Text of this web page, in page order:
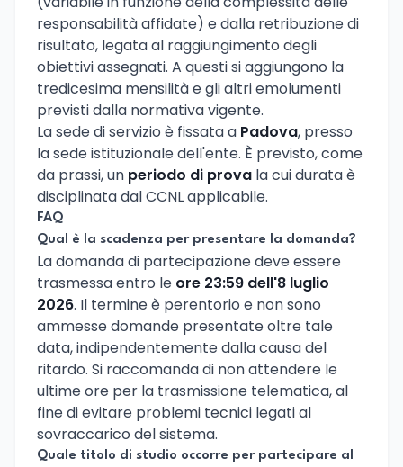
responsabilità affidate) e dalla retribuzione di
risultato, legata al raggiungimento degli
obiettivi assegnati. A questi si aggiungono la
tredicesima mensilità e gli altri emolumenti
previsti dalla normativa vigente.
La sede di servizio è fissata a Padova, presso
la sede istituzionale dell'ente. È previsto, come
da prassi, un periodo di prova la cui durata è
disciplinata dal CCNL applicabile.
FAQ
Qual è la scadenza per presentare la domanda?
La domanda di partecipazione deve essere
trasmessa entro le ore 23:59 dell'8 luglio
2026. Il termine è perentorio e non sono
ammesse domande presentate oltre tale
data, indipendentemente dalla causa del
ritardo. Si raccomanda di non attendere le
ultime ore per la trasmissione telematica, al
fine di evitare problemi tecnici legati al
sovraccarico del sistema.
Quale titolo di studio occorre per partecipare al